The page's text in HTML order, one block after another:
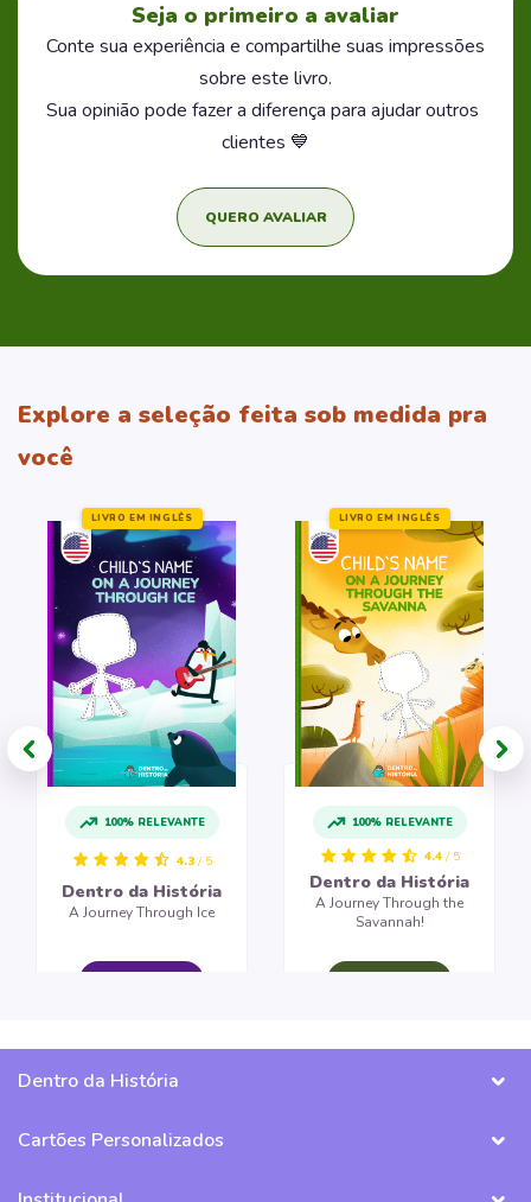
Seja o primeiro a avaliar
Conte sua experiência e compartilhe suas impressões
sobre este livro.
Sua opinião pode fazer a diferença para ajudar outros
clientes 💙
QUERO AVALIAR
Explore a seleção feita sob medida pra
você
100% RELEVANTE
4.3 / 5
Dentro da História
A Journey Through Ice
LIVRO EM INGLÊS
100% RELEVANTE
4.4 / 5
Dentro da História
A Journey Through the
Savannah!
LIVRO EM INGLÊS
Dentro da História
Cartões Personalizados